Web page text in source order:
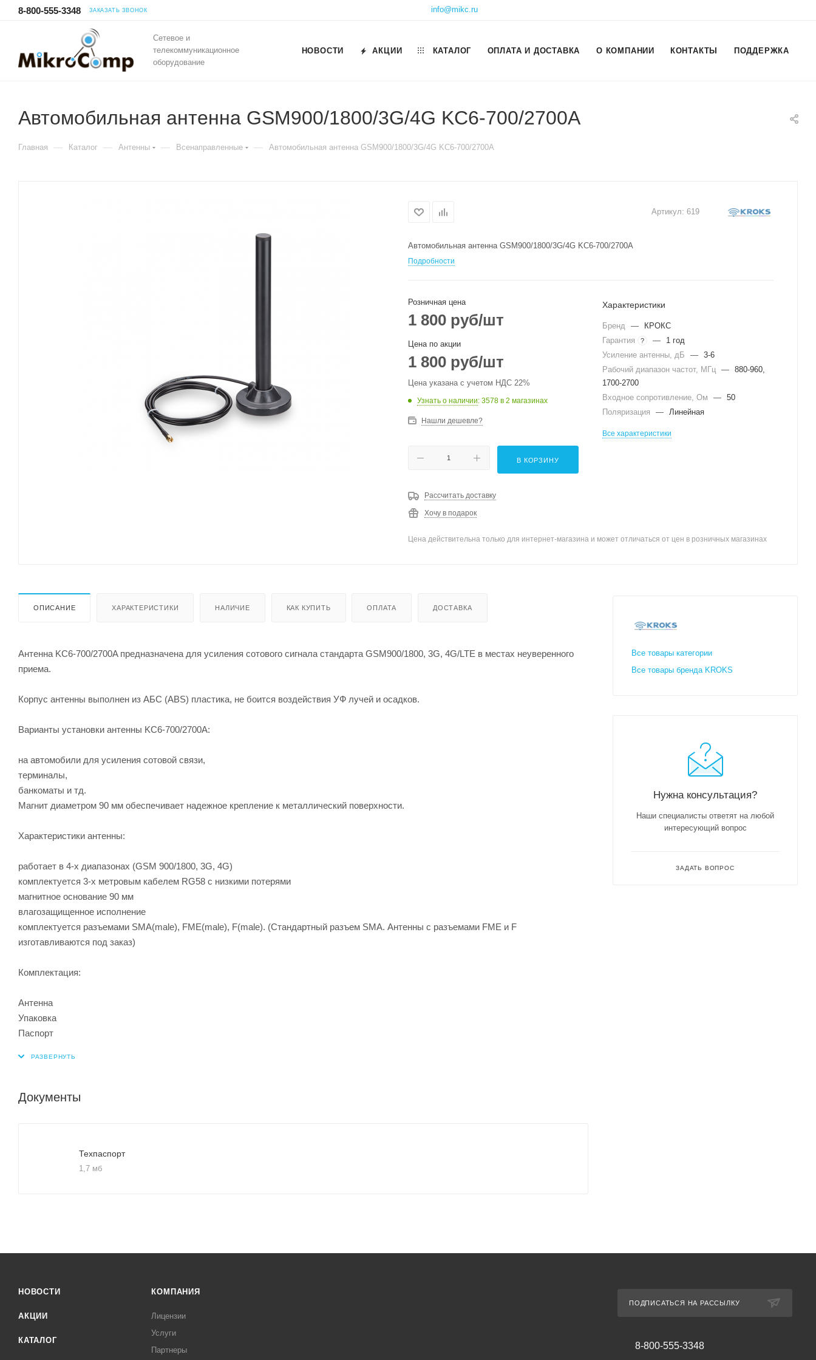
8-800-555-3348 ЗАКАЗАТЬ ЗВОНОК info@mikc.ru
Сетевое и
телекоммуникационное
оборудование
НОВОСТИ АКЦИИ КАТАЛОГ ОПЛАТА И ДОСТАВКА О КОМПАНИИ КОНТАКТЫ ПОДДЕРЖКА
Автомобильная антенна GSM900/1800/3G/4G KC6-700/2700A
Главная — Каталог — Антенны — Всенаправленные — Автомобильная антенна GSM900/1800/3G/4G KC6-700/2700A
Артикул: 619
Автомобильная антенна GSM900/1800/3G/4G KC6-700/2700A
Подробности
Розничная цена
1 800 руб/шт
Цена по акции
1 800 руб/шт
Цена указана с учетом НДС 22%
Узнать о наличии: 3578 в 2 магазинах
Нашли дешевле?
В КОРЗИНУ
Рассчитать доставку
Хочу в подарок
Характеристики
Бренд —
КРОКС
Гарантия
? —
1 год
Усиление антенны, дБ
— 3-6
Рабочий диапазон частот, МГц — 880-960,
1700-2700
Входное сопротивление, Ом
— 50
Поляризация
— Линейная
Все характеристики
Цена действительна только для интернет-магазина и может отличаться от цен в розничных магазинах
ОПИСАНИЕ ХАРАКТЕРИСТИКИ НАЛИЧИЕ КАК КУПИТЬ ОПЛАТА ДОСТАВКА
Антенна KC6-700/2700A предназначена для усиления сотового сигнала стандарта GSM900/1800, 3G, 4G/LTE в местах неуверенного
приема.
Корпус антенны выполнен из АБС (ABS) пластика, не боится воздействия УФ лучей и осадков.
Варианты установки антенны KC6-700/2700A:
на автомобили для усиления сотовой связи,
терминалы,
банкоматы и тд.
Магнит диаметром 90 мм обеспечивает надежное крепление к металлический поверхности.
Характеристики антенны:
работает в 4-х диапазонах (GSM 900/1800, 3G, 4G)
комплектуется 3-х метровым кабелем RG58 с низкими потерями
магнитное основание 90 мм
влагозащищенное исполнение
комплектуется разъемами SMA(male), FME(male), F(male). (Стандартный разъем SMA. Антенны с разъемами FME и F
изготавливаются под заказ)
Комплектация:
Антенна
Упаковка
Паспорт
Документы
Техпаспорт
1,7 мб
Все товары категории
Все товары бренда KROKS
Нужна консультация?
Наши специалисты ответят на любой
интересующий вопрос
ЗАДАТЬ ВОПРОС
НОВОСТИ
АКЦИИ
КАТАЛОГ
КОМПАНИЯ
Лицензии
Услуги
Партнеры
ПОДПИСАТЬСЯ НА РАССЫЛКУ
8-800-555-3348